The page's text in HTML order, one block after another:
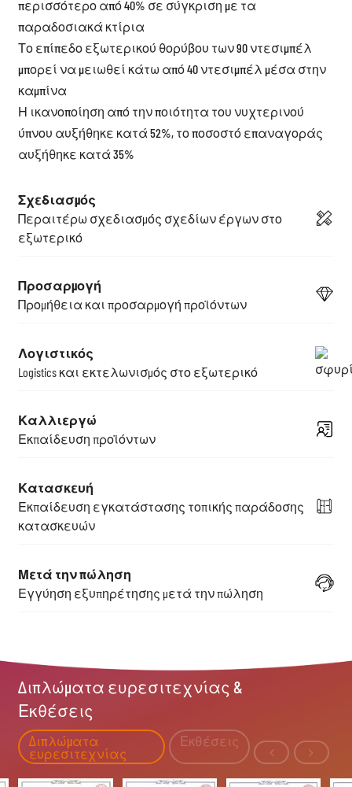
περισσότερο από 40% σε σύγκριση με τα
παραδοσιακά κτίρια
Το επίπεδο εξωτερικού θορύβου των 90 ντεσιμπέλ
μπορεί να μειωθεί κάτω από 40 ντεσιμπέλ μέσα στην
καμπίνα
Η ικανοποίηση από την ποιότητα του νυχτερινού
ύπνου αυξήθηκε κατά 52%, το ποσοστό επαναγοράς
αυξήθηκε κατά 35%
Σχεδιασμός
Περαιτέρω σχεδιασμός σχεδίων έργων στο
εξωτερικό
Προσαρμογή
Προμήθεια και προσαρμογή προϊόντων
Λογιστικός
Logistics και εκτελωνισμός στο εξωτερικό
Καλλιεργώ
Εκπαίδευση προϊόντων
Κατασκευή
Εκπαίδευση εγκατάστασης τοπικής παράδοσης
κατασκευών
Μετά την πώληση
Εγγύηση εξυπηρέτησης μετά την πώληση
Διπλώματα ευρεσιτεχνίας &
Εκθέσεις
Διπλώματα
ευρεσιτεχνίας
Εκθέσεις